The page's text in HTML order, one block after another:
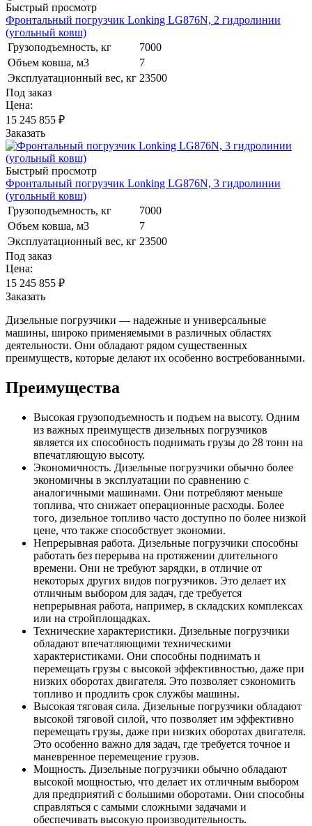
Быстрый просмотр
Фронтальный погрузчик Lonking LG876N, 2 гидролинии
(угольный ковш)
Грузоподъемность, кг
7000
Объем ковша, м3
7
Эксплуатационный вес, кг 23500
Под заказ
Цена:
15 245 855 ₽
Заказать
Быстрый просмотр
Фронтальный погрузчик Lonking LG876N, 3 гидролинии
(угольный ковш)
Грузоподъемность, кг
7000
Объем ковша, м3
7
Эксплуатационный вес, кг 23500
Под заказ
Цена:
15 245 855 ₽
Заказать
Дизельные погрузчики — надежные и универсальные
машины, широко применяемыми в различных областях
деятельности. Они обладают рядом существенных
преимуществ, которые делают их особенно востребованными.
Преимущества
Высокая грузоподъемность и подъем на высоту. Одним
из важных преимуществ дизельных погрузчиков
является их способность поднимать грузы до 28 тонн на
впечатляющую высоту.
Экономичность. Дизельные погрузчики обычно более
экономичны в эксплуатации по сравнению с
аналогичными машинами. Они потребляют меньше
топлива, что снижает операционные расходы. Более
того, дизельное топливо часто доступно по более низкой
цене, что также способствует экономии.
Непрерывная работа. Дизельные погрузчики способны
работать без перерыва на протяжении длительного
времени. Они не требуют зарядки, в отличие от
некоторых других видов погрузчиков. Это делает их
отличным выбором для задач, где требуется
непрерывная работа, например, в складских комплексах
или на стройплощадках.
Технические характеристики. Дизельные погрузчики
обладают впечатляющими техническими
характеристиками. Они способны поднимать и
перемещать грузы с высокой эффективностью, даже при
низких оборотах двигателя. Это позволяет сэкономить
топливо и продлить срок службы машины.
Высокая тяговая сила. Дизельные погрузчики обладают
высокой тяговой силой, что позволяет им эффективно
перемещать грузы, даже при низких оборотах двигателя.
Это особенно важно для задач, где требуется точное и
маневренное перемещение грузов.
Мощность. Дизельные погрузчики обычно обладают
высокой мощностью, что делает их отличным выбором
для предприятий с большими оборотами. Они способны
справляться с самыми сложными задачами и
обеспечивать высокую производительность.